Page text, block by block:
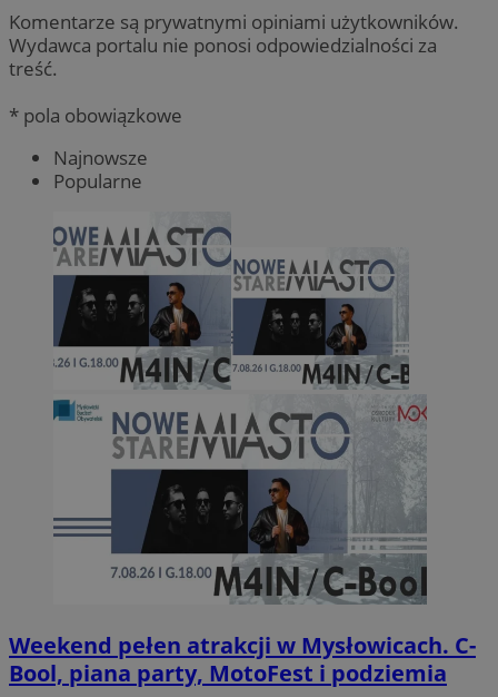
Komentarze są prywatnymi opiniami użytkowników.
Wydawca portalu nie ponosi odpowiedzialności za
treść.
* pola obowiązkowe
Najnowsze
Popularne
Weekend pełen atrakcji w Mysłowicach. C-
Bool, piana party, MotoFest i podziemia